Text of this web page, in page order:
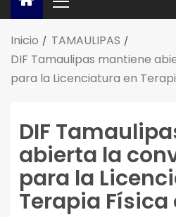
Inicio
TAMAULIPAS
DIF Tamaulipas mantiene
para la Licenciatura en
DIF
abierta la
para la
Terapia Física